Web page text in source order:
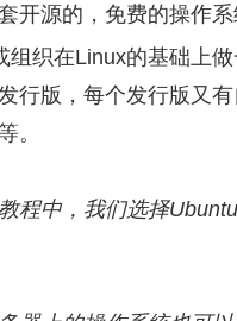
开源的，免费的操作系
组织在Linux的基础上
行版，每个发行版又
。
程中，我们选择